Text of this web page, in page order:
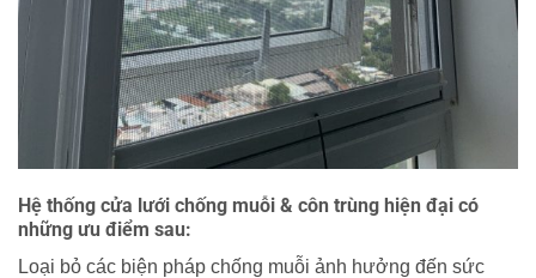
Hệ thống cửa lưới chống muỗi & côn trùng hiện đại có
những ưu điểm sau:
Loại bỏ các biện pháp chống muỗi ảnh hưởng đến sức